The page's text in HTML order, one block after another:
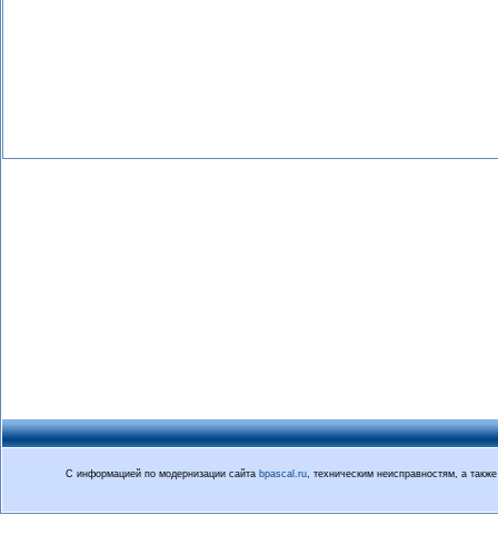
С информацией по модернизации сайта bpascal.ru, техническим неисправностям, а